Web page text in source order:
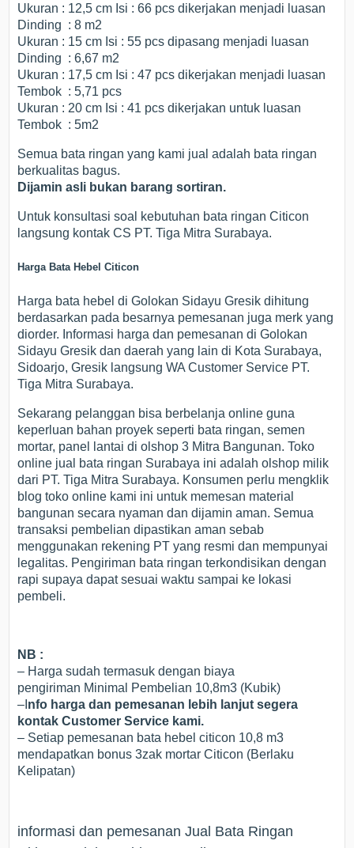
Ukuran : 12,5 cm Isi : 66 pcs dikerjakan menjadi luasan
Dinding : 8 m2
Ukuran : 15 cm Isi : 55 pcs dipasang menjadi luasan
Dinding : 6,67 m2
Ukuran : 17,5 cm Isi : 47 pcs dikerjakan menjadi luasan
Tembok : 5,71 pcs
Ukuran : 20 cm Isi : 41 pcs dikerjakan untuk luasan
Tembok : 5m2
Semua bata ringan yang kami jual adalah bata ringan
berkualitas bagus.
Dijamin asli bukan barangsortiran.
Untuk konsultasi soal kebutuhan bata ringan Citicon
langsung kontak CS PT. Tiga Mitra Surabaya.
Harga Bata Hebel Citicon
Harga bata hebel di Golokan Sidayu Gresik dihitung
berdasarkan pada besarnya pemesanan juga merk yang
diorder. Informasi harga dan pemesanan di Golokan
Sidayu Gresik dan daerah yang lain di Kota Surabaya,
Sidoarjo, Gresik langsung WA Customer Service PT.
Tiga Mitra Surabaya.
Sekarang pelanggan bisa berbelanja online guna
keperluan bahan proyek seperti bata ringan, semen
mortar, panel lantai di olshop 3 Mitra Bangunan. Toko
online jual bata ringan Surabaya ini adalah olshop milik
dari PT. Tiga Mitra Surabaya. Konsumen perlu mengklik
blog toko online kami ini untuk memesan material
bangunan secara nyaman dan dijamin aman. Semua
transaksi pembelian dipastikan aman sebab
menggunakan rekening PT yang resmi dan mempunyai
legalitas. Pengiriman bata ringan terkondisikan dengan
rapi supaya dapat sesuai waktu sampai ke lokasi
pembeli.
NB :
– Harga sudah termasuk dengan biaya
pengiriman Minimal Pembelian 10,8m3 (Kubik)
–I nfo harga dan pemesanan lebih lanjut segera
kontak Customer Service kami.
– Setiap pemesanan bata hebel citicon 10,8 m3
mendapatkan bonus 3zak mortar Citicon (Berlaku
Kelipatan)
informasi dan pemesanan Jual Bata Ringan